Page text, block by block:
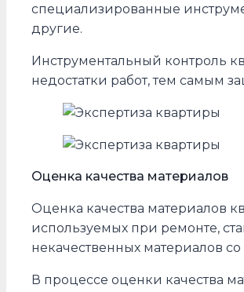
специализированные
другие.
Инструментальный контроль
недостатки работ, тем самым
Оценка качества материалов
Оценка качества материалов
используемых при ремонте,
некачественных материалов
В процессе оценки качества